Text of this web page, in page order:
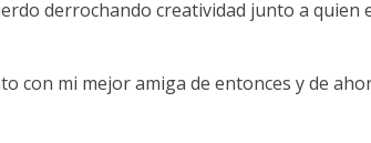
derrochando creatividad junto a quien
con mi mejor amiga de entonces y de